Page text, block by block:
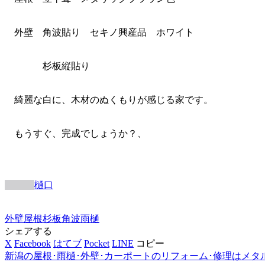
外壁 角波貼り セキノ興産品 ホワイト
杉板縦貼り
綺麗な白に、木材のぬくもりが感じる家です。
もうすぐ、完成でしょうか？、
樋口
外壁屋根杉板角波雨樋
シェアする
X Facebook はてブ Pocket LINE コピー
新潟の屋根･雨樋･外壁･カーポートのリフォーム･修理はメタ